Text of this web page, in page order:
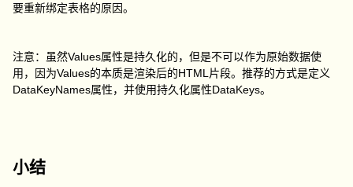
要重新绑定表格的原因。
注意：虽然Values属性是持久化的，但是不可以作为原始数据使
用，因为Values的本质是渲染后的HTML片段。推荐的方式是定义
DataKeyNames属性，并使用持久化属性DataKeys。
小结